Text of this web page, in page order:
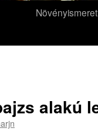
Növényismeret
alakú